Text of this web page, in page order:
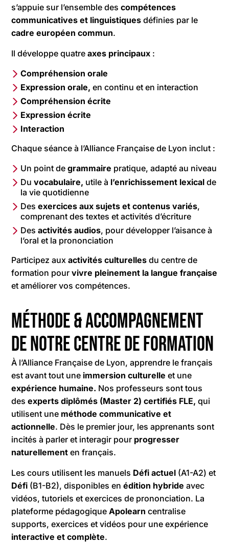
s’appuie sur l’ensemble descompétences
communicatives et linguistiques définies par le
cadre européen commun.
Il développe quatreaxes principaux :
Compréhension orale
Expression orale,en continu et en interaction
Compréhension écrite
Expression écrite
Interaction
Chaque séance à l’Alliance Française de Lyon inclut :
Un point degrammaire pratique, adapté au niveau
Duvocabulaire, utile à l’enrichissement lexical de
la vie quotidienne
Desexercices aux sujets et contenus variés,
comprenant des textes et activités d’écriture
Desactivités audios, pour développer l’aisance à
l’oral et la prononciation
Participez auxactivités culturelles du centre de
formation pourvivre pleinement la langue française
et améliorer vos compétences.
Méthode & accompagnement
de notre centre de formation
À l’Alliance Française de Lyon, apprendre le français
est avant tout une immersion culturelleet une
expérience humaine. Nos professeurs sont tous
desexperts diplômés (Master 2) certifiés FLE,qui
utilisent une méthode communicative et
actionnelle. Dès le premier jour, les apprenants sont
incités à parler et interagir pour progresser
naturellementen français.
Les cours utilisent les manuels Défi actuel (A1-A2) et
Défi (B1-B2), disponibles enédition hybride avec
vidéos, tutoriels et exercices de prononciation. La
plateforme pédagogiqueApolearn centralise
supports, exercices et vidéos pour une expérience
interactive et complète.